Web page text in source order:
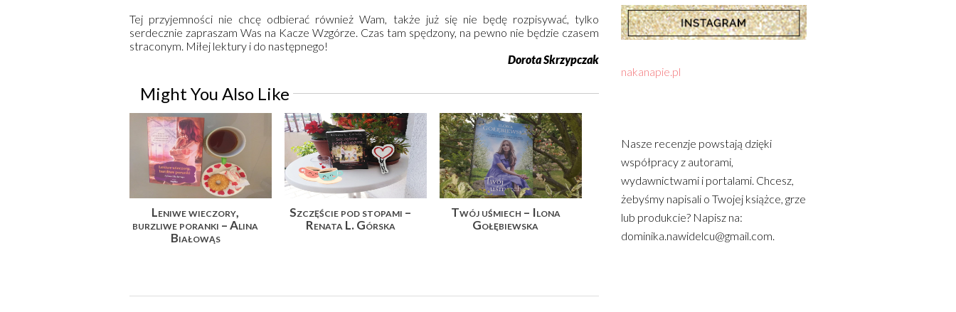
Tej przyjemności nie chcę odbierać również Wam, także już się nie będę rozpisywać, tylko
serdecznie zapraszam Was na Kacze Wzgórze. Czas tam spędzony, na pewno nie będzie czasem
straconym. Miłej lektury i do następnego!
Dorota Skrzypczak
Might You Also Like
Leniwe wieczory,
burzliwe poranki – Alina
Białowąs
Szczęście pod stopami –
Renata L. Górska
Twój uśmiech – Ilona
Gołębiewska
nakanapie.pl
Nasze recenzje powstają dzięki
współpracy z autorami,
wydawnictwami i portalami. Chcesz,
żebyśmy napisali o Twojej książce, grze
lub produkcie? Napisz na:
dominika.nawidelcu@gmail.com.